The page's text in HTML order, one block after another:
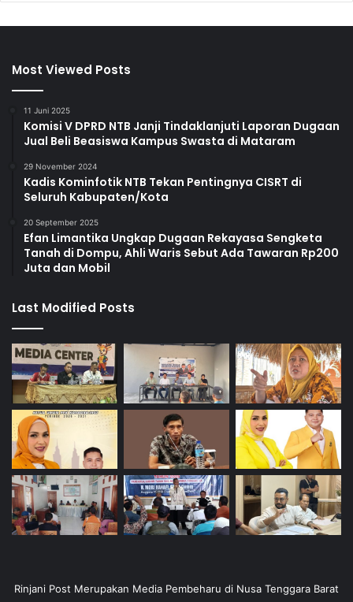
Most Viewed Posts
11 Juni 2025
Komisi V DPRD NTB Janji Tindaklanjuti Laporan Dugaan
Jual Beli Beasiswa Kampus Swasta di Mataram
29 November 2024
Kadis Kominfotik NTB Tekan Pentingnya CISRT di
Seluruh Kabupaten/Kota
20 September 2025
Efan Limantika Ungkap Dugaan Rekayasa Sengketa
Tanah di Dompu, Ahli Waris Sebut Ada Tawaran Rp200
Juta dan Mobil
Last Modified Posts
Rinjani Post Merupakan Media Pembeharu di Nusa Tenggara Barat